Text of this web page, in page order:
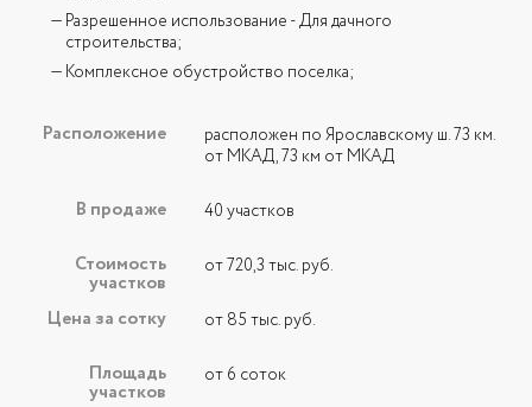
Разрешенное использование - Для дачного
строительства;
Комплексное обустройство поселка;
Расположение
расположен по Ярославскому ш. 73 км.
от МКАД, 73 км от МКАД
В продаже 40 участков
Стоимость
участков
от 720,3 тыс. руб.
Цена за сотку от 85 тыс. руб.
Площадь
участков
от 6 соток